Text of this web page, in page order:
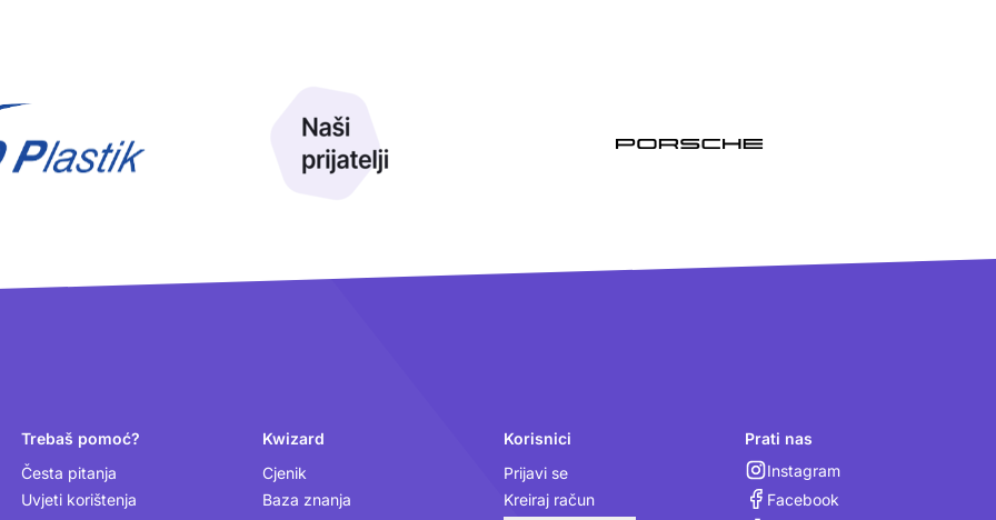
Trebaš pomoć?
Česta pitanja
Uvjeti korištenja
Kwizard
Cjenik
Baza znanja
Korisnici
Prijavi se
Kreiraj račun
Prati nas
Instagram
Facebook